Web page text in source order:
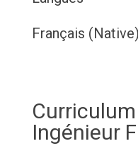
Français
Ingénieur